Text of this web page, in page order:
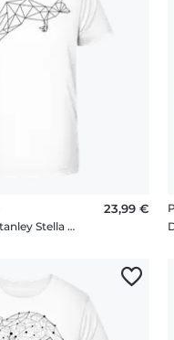
Detské bio tričko Stanley Stella 2.0
23,99 €